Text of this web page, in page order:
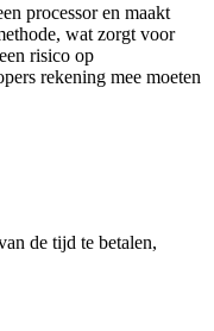
processor en maakt
wat zorgt voor
risico op
rekening mee moeten
de tijd te betalen,